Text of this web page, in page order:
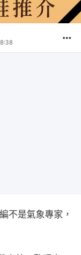
不是氣象專家，